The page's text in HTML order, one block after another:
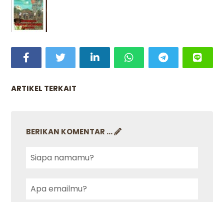
ARTIKEL TERKAIT
BERIKAN KOMENTAR ...